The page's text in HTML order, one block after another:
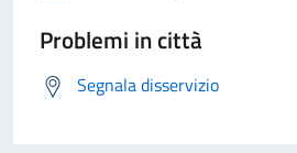
Problemi in città
Segnala disservizio